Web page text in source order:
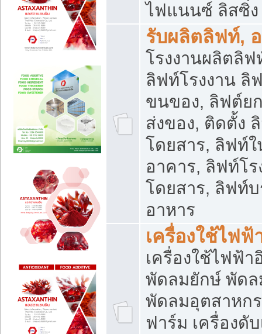
ไฟแนนซ์ ลิสซิ่ง
รับผลิตลิฟท์,
โรงงานผลิตลิ
ลิฟท์โรงงาน ลิ
ขนของ, ลิฟต์ย
ส่งของ, ติดตั้ง
โดยสาร, ลิฟท์
อาคาร, ลิฟท์โ
โดยสาร, ลิฟท์
อาหาร
เครื่องใช้ไฟฟ้
เครื่องใช้ไฟฟ้า
พัดลมยักษ์ พัด
พัดลมอุตสาหก
ฟาร์ม เครื่องดั